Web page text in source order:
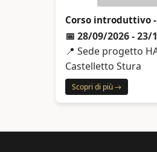
Corso introduttivo
📅 28/09/2026 - 23/
📍 Sede progetto
Castelletto Stura
Scopri di più →